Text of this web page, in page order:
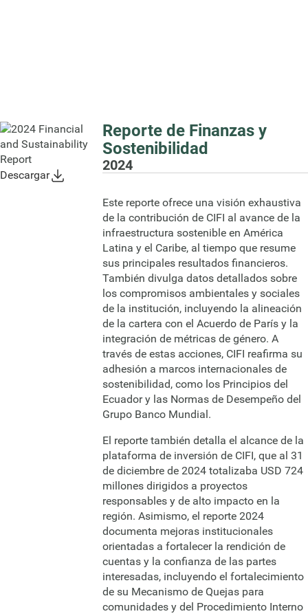
Descargar
Reporte de Finanzas y
Sostenibilidad
2024
Este reporte ofrece una visión exhaustiva
de la contribución de CIFI al avance de la
infraestructura sostenible en América
Latina y el Caribe, al tiempo que resume
sus principales resultados financieros.
También divulga datos detallados sobre
los compromisos ambientales y sociales
de la institución, incluyendo la alineación
de la cartera con el Acuerdo de París y la
integración de métricas de género. A
través de estas acciones, CIFI reafirma su
adhesión a marcos internacionales de
sostenibilidad, como los Principios del
Ecuador y las Normas de Desempeño del
Grupo Banco Mundial.
El reporte también detalla el alcance de la
plataforma de inversión de CIFI, que al 31
de diciembre de 2024 totalizaba USD 724
millones dirigidos a proyectos
responsables y de alto impacto en la
región. Asimismo, el reporte 2024
documenta mejoras institucionales
orientadas a fortalecer la rendición de
cuentas y la confianza de las partes
interesadas, incluyendo el fortalecimiento
de su Mecanismo de Quejas para
comunidades y del Procedimiento Interno